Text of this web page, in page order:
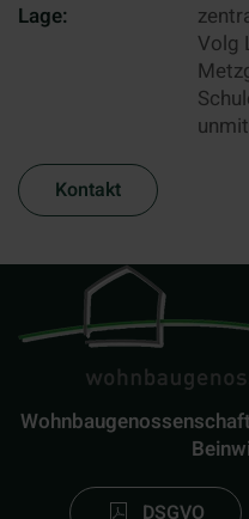
Lage:
Volg
Kontakt
DSGVO